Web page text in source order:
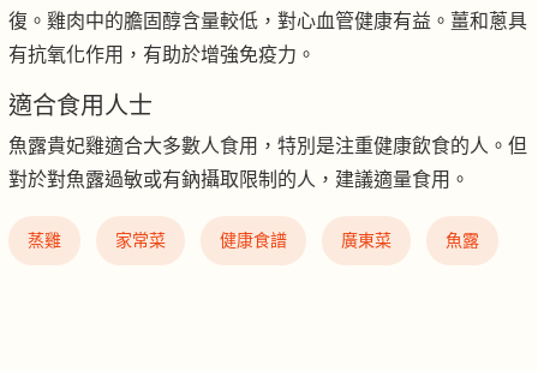
復。雞肉中的膽固醇含量較低，對心血管健康有益。薑和蔥具
有抗氧化作用，有助於增強免疫力。
適合食用人士
魚露貴妃雞適合大多數人食用，特別是注重健康飲食的人。但
對於對魚露過敏或有鈉攝取限制的人，建議適量食用。
蒸雞 家常菜 健康食譜 廣東菜 魚露